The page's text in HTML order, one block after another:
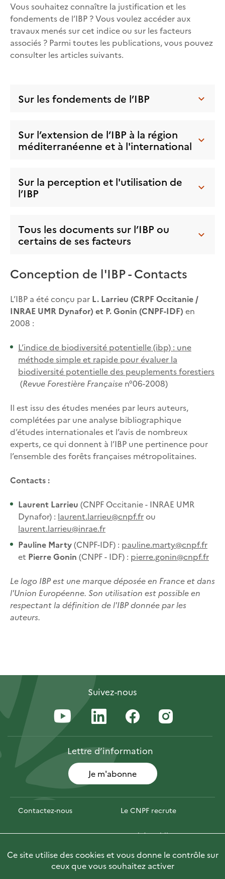
Vous souhaitez connaître la justification et les
fondements de l’IBP ? Vous voulez accéder aux
travaux menés sur cet indice ou sur les facteurs
associés ? Parmi toutes les publications, vous pouvez
consulter les articles suivants.
Sur les fondements de l’IBP
Sur l’extension de l’IBP à la région
méditerranéenne et à l'international
Sur la perception et l'utilisation de
l’IBP
Tous les documents sur l’IBP ou
certains de ses facteurs
Conception de l'IBP - Contacts
L’IBP a été conçu par L. Larrieu (CRPF Occitanie /
INRAE UMR Dynafor) et P. Gonin (CNPF-IDF) en
2008 :
L’indice de biodiversité potentielle (ibp) : une
méthode simple et rapide pour évaluer la
biodiversité potentielle des peuplements forestiers
(Revue Forestière Française n°06-2008)
Il est issu des études menées par leurs auteurs,
complétées par une analyse bibliographique
d’études internationales et l’avis de nombreux
experts, ce qui donnent à l’IBP une pertinence pour
l’ensemble des forêts françaises métropolitaines.
Contacts :
Laurent Larrieu (CNPF Occitanie - INRAE UMR
Dynafor) : laurent.larrieu@cnpf.frou
laurent.larrieu@inrae.fr
Pauline Marty(CNPF-IDF) : pauline.marty@cnpf.fr
et Pierre Gonin (CNPF - IDF) : pierre.gonin@cnpf.fr
Le logo IBP est une marque déposée en France et dans
l'Union Européenne. Son utilisation est possible en
respectant la définition de l'IBP donnée par les
auteurs.
Suivez-nous
Lettred’information
Je m'abonne
Contactez-nous Le CNPF recrute
Espace presse Marchés publics
Photofor 🇬🇧 Briefly in English
Ce site utilise des cookies et vous donne le contrôle sur
ceux que vous souhaitez activer